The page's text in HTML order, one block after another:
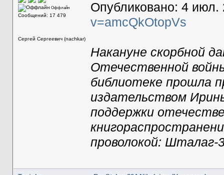
Оффлайн
Сообщений: 17 479
Сергей Сергеевич (nachkar)
Опубликовано: 4 июл.
v=amcQkOtopVs
Накануне скорбной
Отечественной
библиотеке прошла
издательством
поддержки
проволокой: Шталаг-